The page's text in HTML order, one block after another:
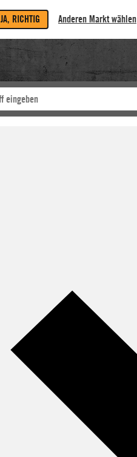
JA, RICHTIG Anderen Markt wählen